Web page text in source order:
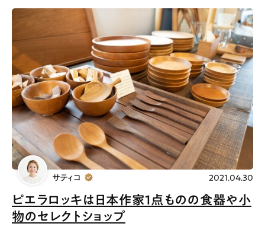
ピエラロッキは日本作家1点ものの食器や小
物のセレクトショップ
サティコ 2021.04.30